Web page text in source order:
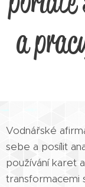
a
Vodnářské
sebe a posílit
používání karet
transformacemi